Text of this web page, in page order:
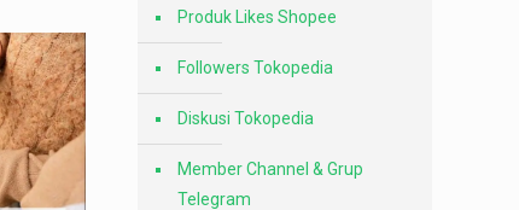
Produk Likes Shopee
Followers Tokopedia
Diskusi Tokopedia
Member Channel & Grup
Telegram